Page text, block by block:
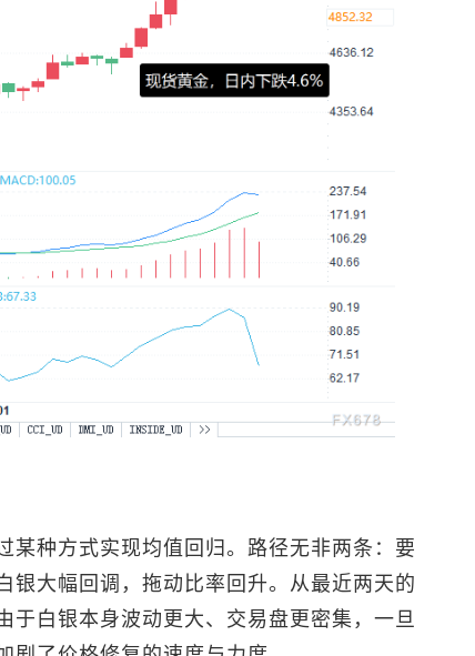
某种方式实现均值回归。路径无非两条：要
银大幅回调，拖动比率回升。从最近两天的
于白银本身波动更大、交易盘更密集，一旦